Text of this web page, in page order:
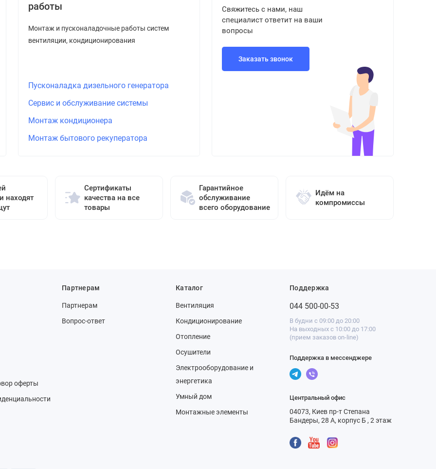
работы
Монтаж и пусконаладочные работы систем
вентиляции, кондиционирования
Пусконаладка дизельного генератора
Сервис и обслуживание системы
Монтаж кондиционера
Монтаж бытового рекуператора
Свяжитесь с нами, наш
специалист ответит на ваши
вопросы
Заказать звонок
находят
Сертификаты
качества на все
товары
Гарантийное
обслуживание
всего оборудование
Идём на
компромиссы
оферты
Партнерам
Партнерам
Вопрос-ответ
Каталог
Вентиляция
Кондиционирование
Отопление
Осушители
Электрооборудование и
энергетика
Умный дом
Монтажные элементы
Поддержка
044 500-00-53
В будни с 09:00 до 20:00
На выходных с 10:00 до 17:00
(прием заказов on-line)
Поддержка в мессенджере
Центральный офис
04073, Киев пр-т Степана
Бандеры, 28 А, корпус Б , 2 этаж